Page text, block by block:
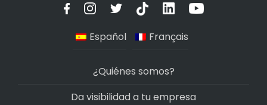
Español Français
¿Quiénes somos?
Da visibilidad a tu empresa